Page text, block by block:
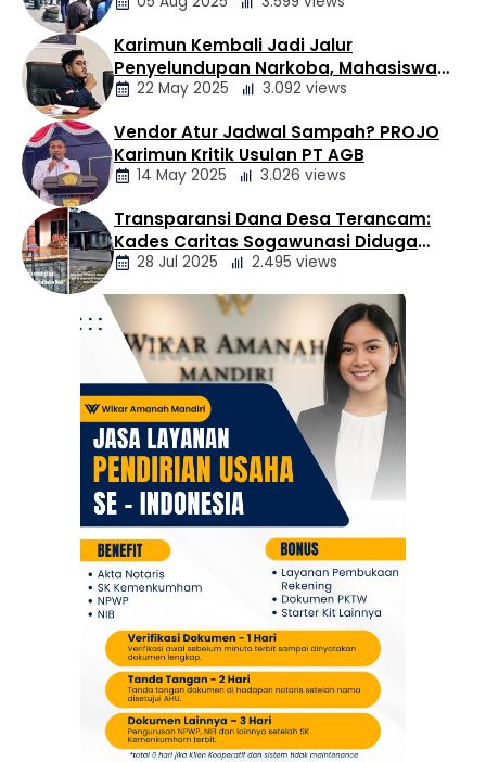
Berita
Daerah
Berita
Daerah
Karimun Kembali Jadi Jalur
Penyelundupan Narkoba, Mahasiswa
Desak Pemkab dan Aparat Bertindak
22 May 2025 3.092 views
Berita
Daerah
Vendor Atur Jadwal Sampah? PROJO
Karimun Kritik Usulan PT AGB
14 May 2025 3.026 views
Daerah
Transparansi Dana Desa Terancam:
Kades Caritas Sogawunasi Diduga
Gelapkan Bantuan untuk Warga
28 Jul 2025 2.495 views